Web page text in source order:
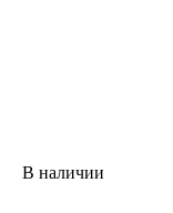
В наличии